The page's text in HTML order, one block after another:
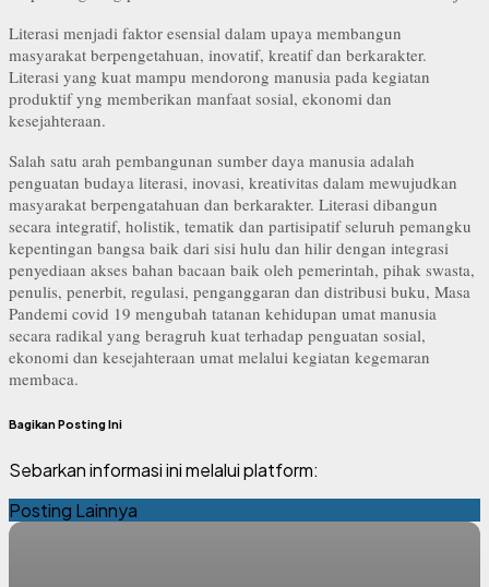
Literasi menjadi faktor esensial dalam upaya membangun
masyarakat berpengetahuan, inovatif, kreatif dan berkarakter.
Literasi yang kuat mampu mendorong manusia pada kegiatan
produktif yng memberikan manfaat sosial, ekonomi dan
kesejahteraan.
Salah satu arah pembangunan sumber daya manusia adalah
penguatan budaya literasi, inovasi, kreativitas dalam mewujudkan
masyarakat berpengatahuan dan berkarakter. Literasi dibangun
secara integratif, holistik, tematik dan partisipatif seluruh pemangku
kepentingan bangsa baik dari sisi hulu dan hilir dengan integrasi
penyediaan akses bahan bacaan baik oleh pemerintah, pihak swasta,
penulis, penerbit, regulasi, penganggaran dan distribusi buku, Masa
Pandemi covid 19 mengubah tatanan kehidupan umat manusia
secara radikal yang beragruh kuat terhadap penguatan sosial,
ekonomi dan kesejahteraan umat melalui kegiatan kegemaran
membaca.
Bagikan Posting Ini
Sebarkan informasi ini melalui platform:
Posting Lainnya